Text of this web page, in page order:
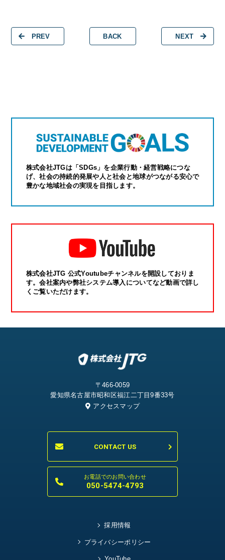
NEXT
BACK
PREV
株式会社JTGは「SDGs」を企業行動・経営戦略につな
げ、社会の持続的発展や人と社会と地球がつながる安心で
豊かな地域社会の実現を目指します。
株式会社JTG 公式Youtubeチャンネルを開設しておりま
す。会社案内や弊社システム導入についてなど動画で詳し
くご覧いただけます。
〒466-0059
愛知県名古屋市昭和区福江二丁目9番33号
アクセスマップ
CONTACT US
お電話でのお問い合わせ
050-5474-4793
採用情報
プライバシーポリシー